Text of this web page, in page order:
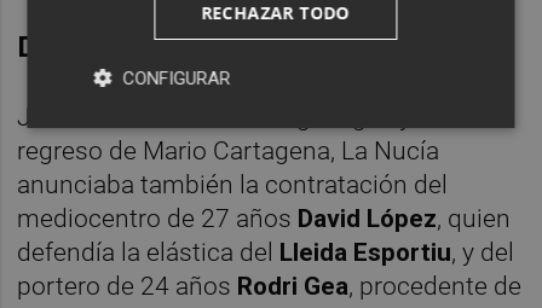
David López y Rodri Gea
Junto a la marcha de Sergio Egea y el
regreso de Mario Cartagena, La Nucía
anunciaba también la contratación del
mediocentro de 27 años David López, quien
defendía la elástica del Lleida Esportiu, y del
portero de 24 años Rodri Gea, procedente de
RECHAZAR TODO
CONFIGURAR